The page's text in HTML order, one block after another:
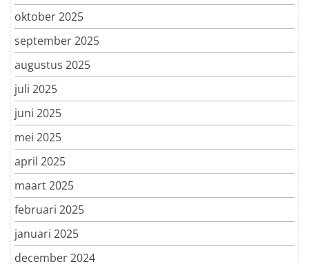
oktober 2025
september 2025
augustus 2025
juli 2025
juni 2025
mei 2025
april 2025
maart 2025
februari 2025
januari 2025
december 2024